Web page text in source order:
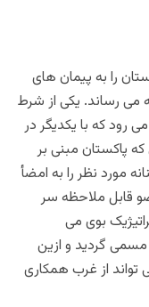
را به پیمان های
می رساند. یکی از شرط
رود که با یکدیگر در
پاکستان مبنی بر
مورد نظر را به امضأ
قابل ملاحظه سر
بوی می
مسمی گردید و ازین
از غرب همکاری